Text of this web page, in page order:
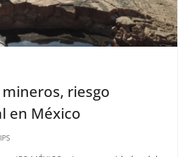
riesgo
en México
IPS